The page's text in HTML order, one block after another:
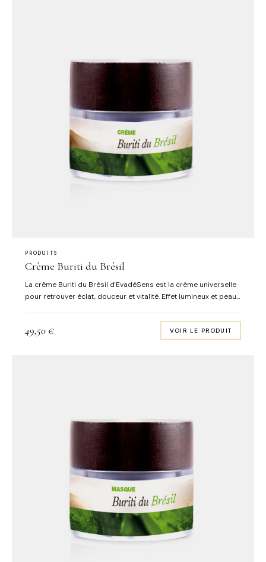
PRODUITS
Crème Buriti du Brésil
La crème Buriti du Brésil d'EvadéSens est la crème universelle
pour retrouver éclat, douceur et vitalité. Effet lumineux et peau
types de peaux (teints ternes & asphyxiés) Artisans Français -
Made in France - Senteurs naturelles: orange sanguine,
49,50€ VOIR LE PRODUIT